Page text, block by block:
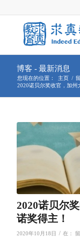
博客 - 最新消息
您现在的位置： 主页 /
2020诺贝尔奖收官，加州
2020诺贝尔
诺奖得主！
2020年10月18日 / 在：